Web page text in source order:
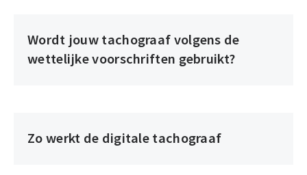
Wordt jouw tachograaf volgens de
wettelijke voorschriften gebruikt?
Zo werkt de digitale tachograaf